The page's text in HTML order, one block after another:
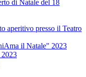
di Natale del 18
aperitivo presso il Teatro
il Natale" 2023